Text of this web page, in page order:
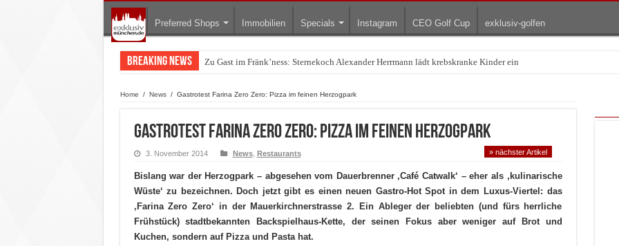
Preferred Shops Immobilien Specials Instagram CEO Golf Cup exklusiv-golfen
Breaking News Zu Gast im Fränk’ness: Sternekoch Alexander Herrmann lädt krebskranke Kinder ein
Warum München gerade zum Treffpunkt der Lingerie-Branche wurde
Home / News / Gastrotest Farina Zero Zero: Pizza im feinen Herzogpark
Gastrotest Farina Zero Zero: Pizza im feinen Herzogpark
3. November 2014 News, Restaurants » nächster Artikel
Bislang war der Herzogpark – abgesehen vom Dauerbrenner ‚Café Catwalk‘ – eher als ‚kulinarische
Wüste‘ zu bezeichnen. Doch jetzt gibt es einen neuen Gastro-Hot Spot in dem Luxus-Viertel: das
‚Farina Zero Zero‘ in der Mauerkirchnerstrasse 2. Ein Ableger der beliebten (und fürs herrliche
Frühstück) stadtbekannten Backspielhaus-Kette, der seinen Fokus aber weniger auf Brot und
Kuchen, sondern auf Pizza und Pasta hat.